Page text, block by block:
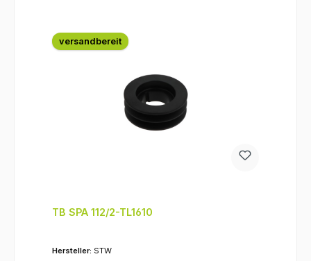
versandbereit
TB SPA 112/2-TL1610
Hersteller: STW